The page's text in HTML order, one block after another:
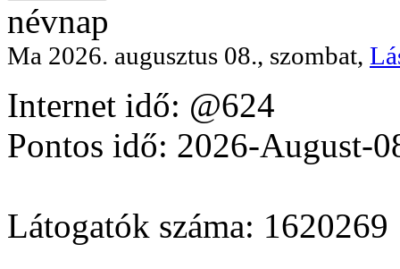
névnap
Ma 2026. augusztus 08., szombat,
Internet idő: @624
Pontos idő: 2026-August-
Látogatók száma: 1620269